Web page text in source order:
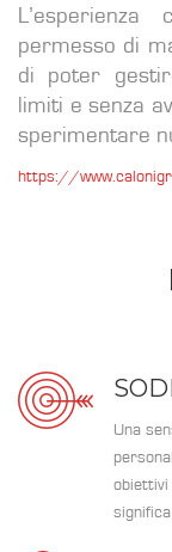
permesso di
di poter
limiti e senza
sperimentare
https://
Una
obiettivi
significa